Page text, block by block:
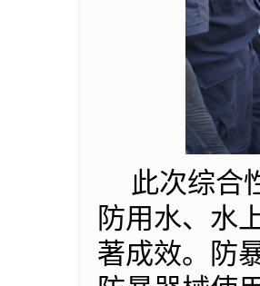
此次综合
防用水、水
著成效。防